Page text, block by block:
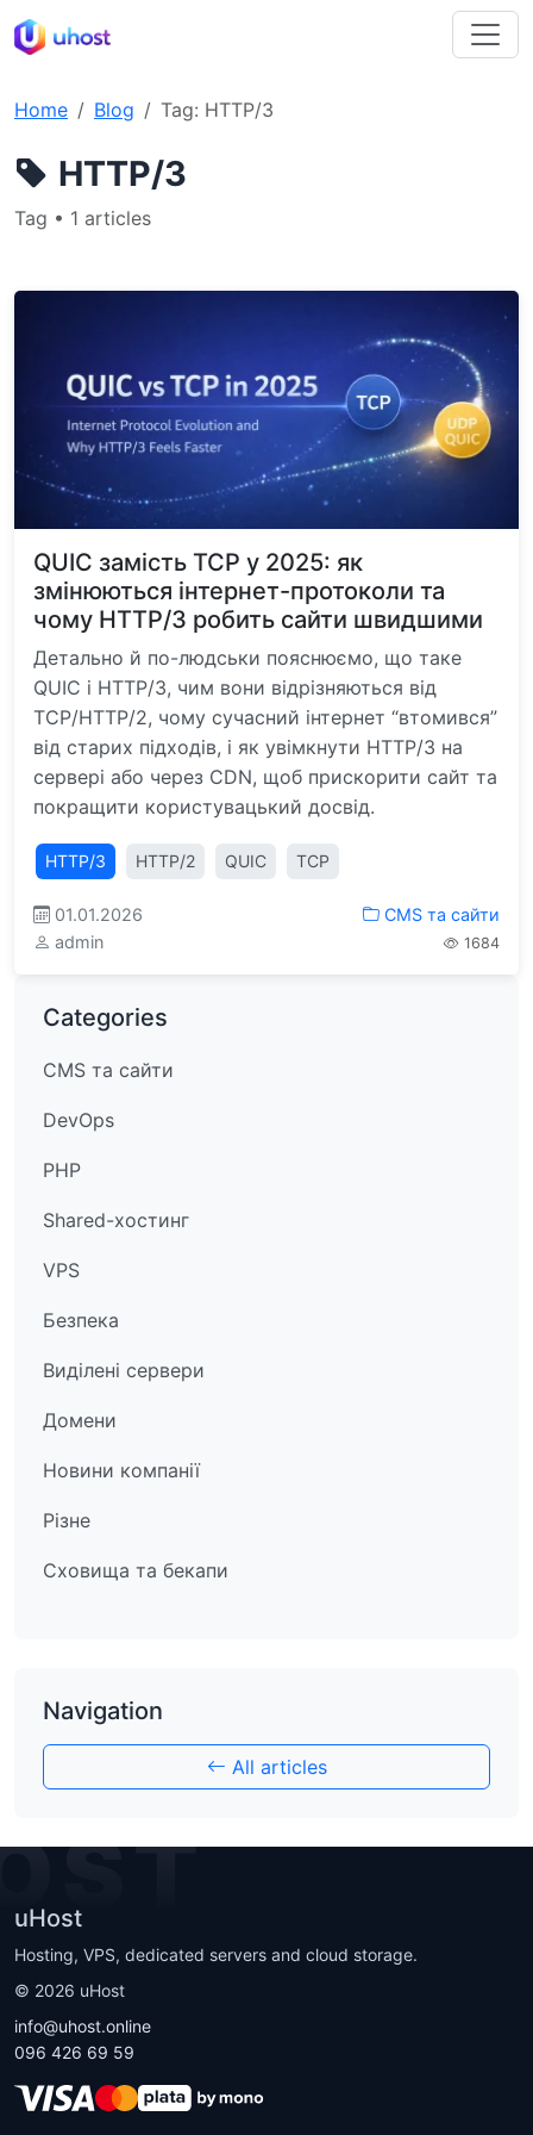
Home Blog Tag: HTTP/3
HTTP/3
Tag • 1 articles
QUIC замість TCP у 2025: як
змінюються інтернет-протоколи та
чому HTTP/3 робить сайти швидшими
Детально й по-людськи пояснюємо, що таке
QUIC і HTTP/3, чим вони відрізняються від
TCP/HTTP/2, чому сучасний інтернет “втомився”
від старих підходів, і як увімкнути HTTP/3 на
сервері або через CDN, щоб прискорити сайт та
покращити користувацький досвід.
HTTP/3 HTTP/2 QUIC TCP
01.01.2026
admin
CMS та сайти
1684
Categories
CMS та сайти
DevOps
PHP
Shared-хостинг
VPS
Безпека
Виділені сервери
Домени
Новини компанії
Різне
Сховища та бекапи
Navigation
All articles
uHost
Hosting, VPS, dedicated servers and cloud storage.
© 2026 uHost
info@uhost.online
096 426 69 59